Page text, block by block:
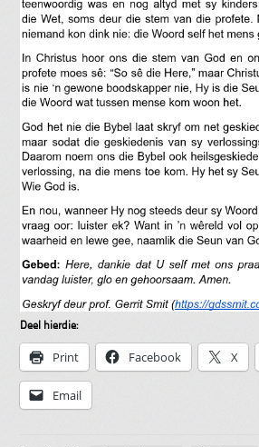
Deel hierdie:
Print Facebook X
Email